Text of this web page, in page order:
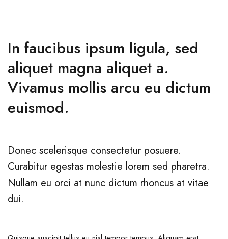
In faucibus ipsum ligula, sed
aliquet magna aliquet a.
Vivamus mollis arcu eu dictum
euismod.
Donec scelerisque consectetur posuere.
Curabitur egestas molestie lorem sed pharetra.
Nullam eu orci at nunc dictum rhoncus at vitae
dui.